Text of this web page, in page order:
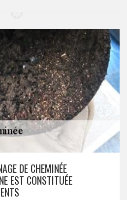
DE CHEMINÉE
EST CONSTITUÉE